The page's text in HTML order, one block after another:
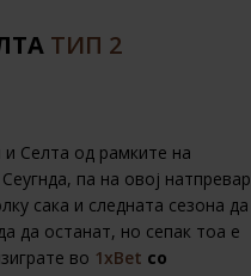
ТИП 2
Селта од рамките на
па на овој натпревар
сака и следната сезона да
да останат, но сепак тоа е
во 1xBet со